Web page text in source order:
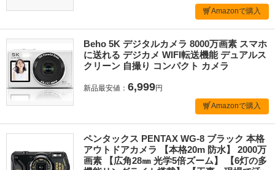
Amazonで購入
Beho 5K デジタルカメラ 8000万画素 スマホ
に送れる デジカメ WIFI転送機能 デュアルス
クリーン 自撮り コンパクト カメラ
新品最安値： 6,999円
Amazonで購入
ペンタックス PENTAX WG-8 ブラック 本格
アウトドアカメラ 【本格20m 防水】 2000万
画素 【広角28㎜ 光学5倍ズーム】 【6灯の多